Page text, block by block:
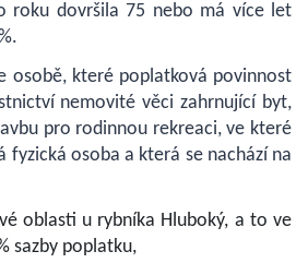
roku dovršila 75 nebo má více let
osobě, které poplatková povinnost
nemovité věci zahrnující byt,
pro rodinnou rekreaci, ve které
fyzická osoba a která se nachází na
oblasti u rybníka Hluboký, a to ve
sazby poplatku,